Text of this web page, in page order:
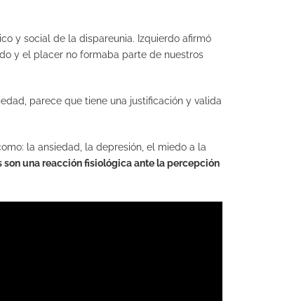
y social de la dispareunia. Izquierdo afirmó
y el placer no formaba parte de nuestros
parece que tiene una justificación y valida
la ansiedad, la depresión, el miedo a la
son una reacción fisiológica ante la percepción